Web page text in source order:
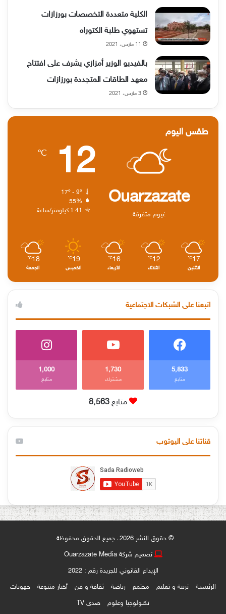
الكلية متعددة التخصصات بورزازات
تستهوي طلبة الكتوراه
11 مارس، 2021
بالفيديو الوزير أمزازي يشرف على افتتاح
معهد الطاقات المتجددة بورزازات
3 مارس، 2021
طقس اليوم
Ouarzazate
غيوم متفرقة
12
℃
17º - 9º
55%
1.41 كيلومتر/ساعة
17
℃
الأثنين
12
℃
الثلاثاء
16
℃
الأربعاء
19
℃
الخميس
18
℃
الجمعة
اتبعنا على الشبكات الاجتماعية
5٬833
متابع
1٬730
مشترك
1٬000
متابع
متابع 8٬563
قناتنا على اليوتوب
© حقوق النشر 2026، جميع الحقوق محفوظة
تصميم شركة Ouarzazate Media
الإيداع القانوني للجريدة رقم : 2022
الرئيسية
تربية و تعليم مجتمع رياضة ثقافة و فن أخبار متنوعة
جهويات
تكنولوجيا وعلوم
صدى TV